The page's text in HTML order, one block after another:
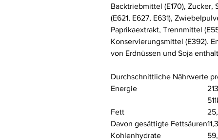
Backtriebmittel (E170), Zucker,
(E621, E627, E631),
Paprikaextrakt, Trennmittel
Konservierungsmittel (E392).
von Erdnüssen und Soja
Durchschnittliche Nährwerte
Energie
Fett
Davon gesättigte Fettsäuren
Kohlenhydrate